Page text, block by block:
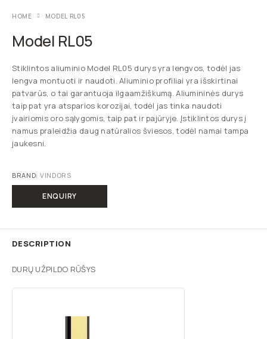
HOME MODEL RL05
Model RL05
Stiklintos aliuminio Model RL05 durys yra lengvos, todėl jas
lengva montuoti ir naudoti. Aliuminio profiliai yra išskirtinai
patvarūs, o tai garantuoja ilgaamžiškumą. Aliumininės durys
taip pat yra atsparios korozijai, todėl jas tinka naudoti
įvairiomis oro sąlygomis, taip pat ir pajūryje. Įstiklintos durys į
namus praleidžia daug natūralios šviesos, todėl namai tampa
jaukesni.
BRAND: VINDORS
ENQUIRY
DESCRIPTION
DURŲ UŽPILDO RŪŠYS